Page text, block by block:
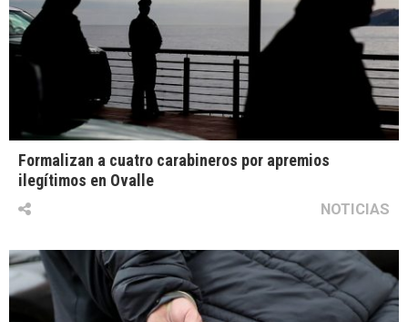
Formalizan a cuatro carabineros por apremios
ilegítimos en Ovalle
NOTICIAS